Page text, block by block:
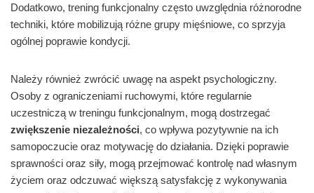
Dodatkowo, trening funkcjonalny często uwzględnia różnorodne
techniki, które mobilizują różne grupy mięśniowe, co sprzyja
ogólnej poprawie kondycji.
Należy również zwrócić uwagę na aspekt psychologiczny.
Osoby z ograniczeniami ruchowymi, które regularnie
uczestniczą w treningu funkcjonalnym, mogą dostrzegać
zwiększenie niezależności, co wpływa pozytywnie na ich
samopoczucie oraz motywację do działania. Dzięki poprawie
sprawności oraz siły, mogą przejmować kontrolę nad własnym
życiem oraz odczuwać większą satysfakcję z wykonywania